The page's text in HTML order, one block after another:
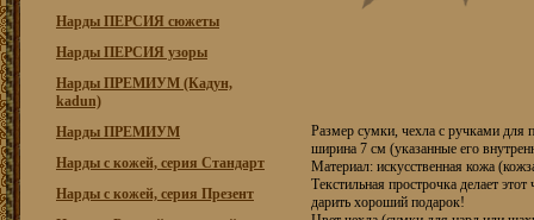
Нарды ПЕРСИЯ сюжеты
Нарды ПЕРСИЯ узоры
Нарды ПРЕМИУМ (Кадун,
kadun)
Нарды ПРЕМИУМ
Нарды с кожей, серия Стандарт
Нарды с кожей, серия Презент
Размер сумки, чехла с ручками для
ширина 7 см (указанные его
Материал: искусственная кожа
Текстильная прострочка делает
дарить хороший подарок!